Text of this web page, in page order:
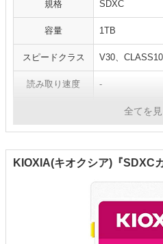
規格 SDXC
容量 1TB
スピードクラス V30、
読み取り速度 -
全てを見
KIOXIA(キオクシア)『SDXC